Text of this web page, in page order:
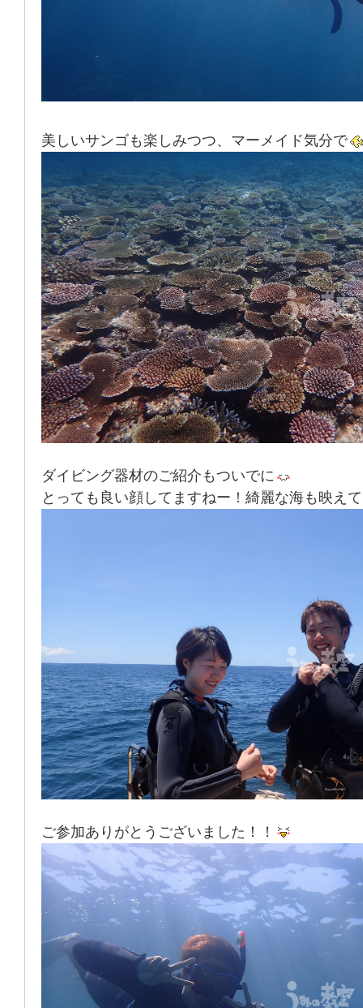
美しいサンゴも楽しみつつ、マーメイド気分で
ダイビング器材のご紹介もついでに
とっても良い顔してますねー！綺麗な海も映え
ご参加ありがとうございました！！